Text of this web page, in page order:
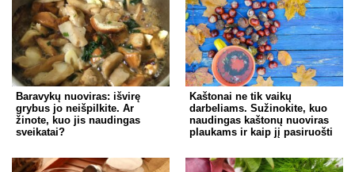
Baravykų nuoviras: išvirę
grybus jo neišpilkite. Ar
žinote, kuo jis naudingas
sveikatai?
Kaštonai ne tik vaikų
darbeliams. Sužinokite, kuo
naudingas kaštonų nuoviras
plaukams ir kaip jį pasiruošti